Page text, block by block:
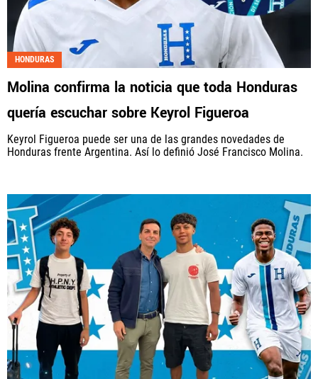
HONDURAS
Molina confirma la noticia que toda Honduras
quería escuchar sobre Keyrol Figueroa
Keyrol Figueroa puede ser una de las grandes novedades de
Honduras frente Argentina. Así lo definió José Francisco Molina.